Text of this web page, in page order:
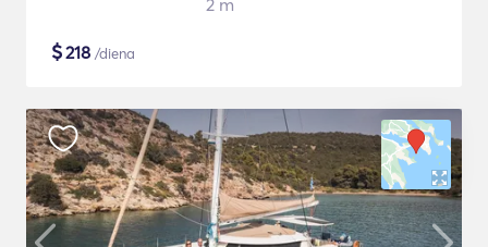
2 m
$218 /diena